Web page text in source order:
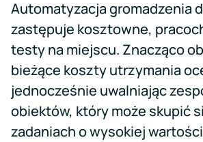
Automatyzacja gromadzenia
zastępuje kosztowne,
testy na miejscu. Znacząco
bieżące koszty utrzymania
jednocześnie uwalniając
obiektów, który może skupić
zadaniach o wysokiej